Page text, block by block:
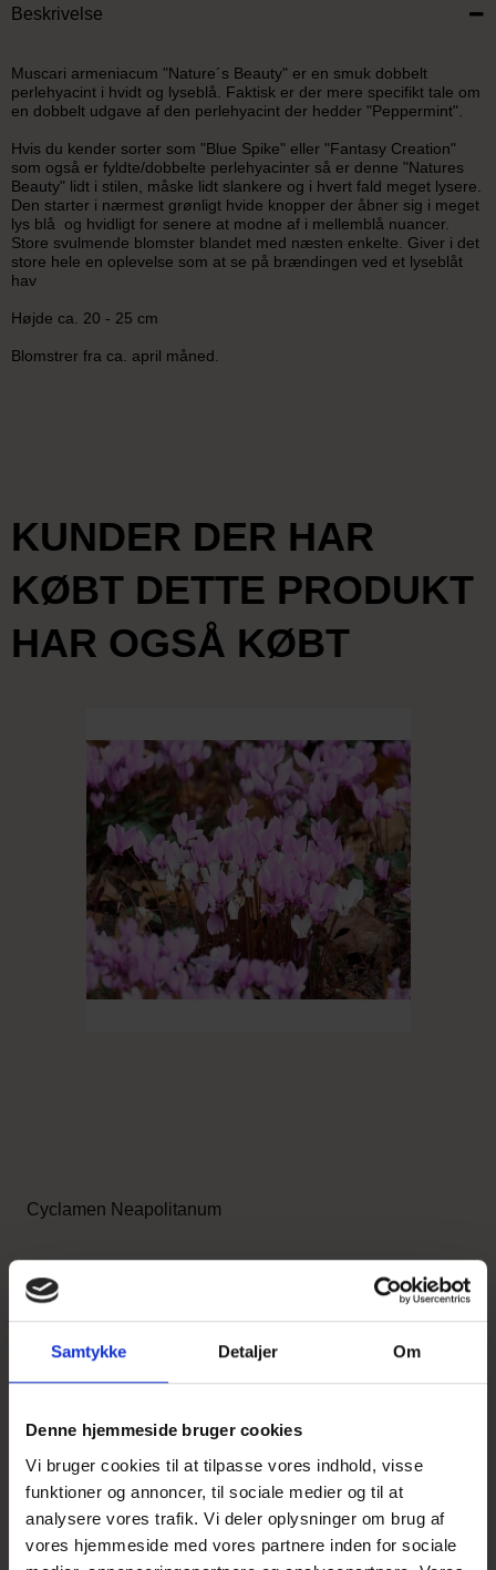
Samtykke Detaljer Om
Denne hjemmeside bruger cookies
Vi bruger cookies til at tilpasse vores indhold, visse
funktioner og annoncer, til sociale medier og til at
analysere vores trafik. Vi deler oplysninger om brug af
vores hjemmeside med vores partnere inden for sociale
Beskrivelse
Muscari armeniacum "Nature´s Beauty" er en smuk dobbelt
perlehyacint i hvidt og lyseblå. Faktisk er der mere specifikt tale om
en dobbelt udgave af den perlehyacint der hedder "Peppermint".
Hvis du kender sorter som "Blue Spike" eller "Fantasy Creation"
som også er fyldte/dobbelte perlehyacinter så er denne "Natures
Beauty" lidt i stilen, måske lidt slankere og i hvert fald meget lysere.
Den starter i nærmest grønligt hvide knopper der åbner sig i meget
lys blå og hvidligt for senere at modne af i mellemblå nuancer.
Store svulmende blomster blandet med næsten enkelte. Giver i det
store hele en oplevelse som at se på brændingen ved et lyseblåt
hav
Højde ca. 20 - 25 cm
Blomstrer fra ca. april måned.
KUNDER DER HAR
KØBT DETTE PRODUKT
HAR OGSÅ KØBT
Cyclamen Neapolitanum
14,50 DKK
Vis produkt
UDSOLGT